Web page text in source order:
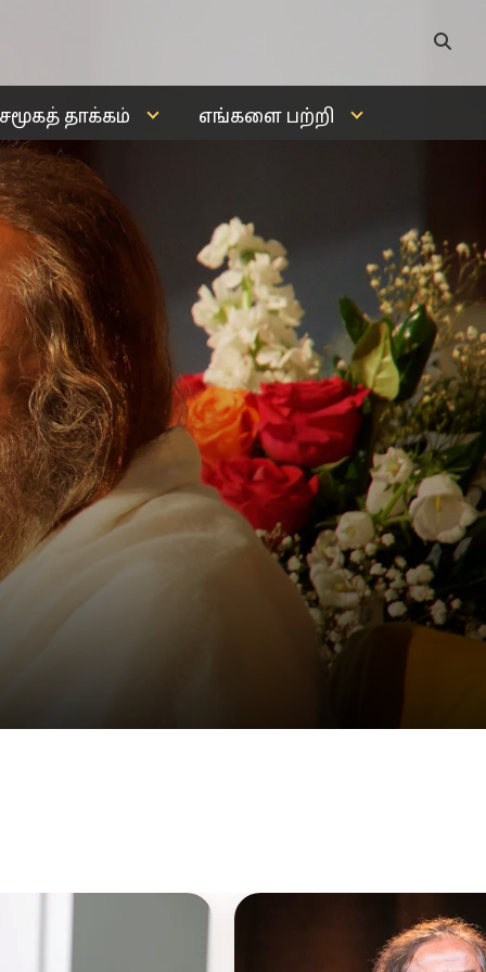
சமூகத் தாக்கம் எங்களை பற்றி